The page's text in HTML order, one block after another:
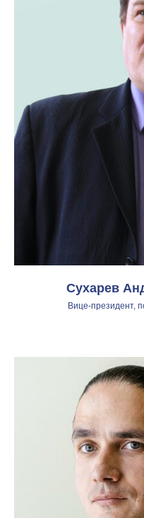
Сухарев
Вице-президент,